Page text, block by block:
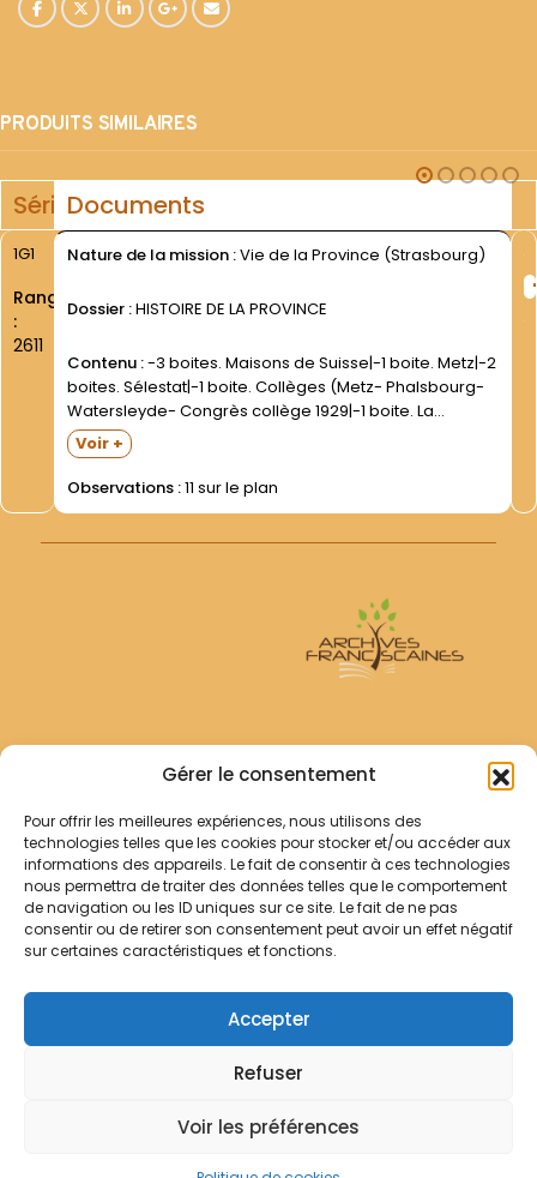
Gérer le consentement
Pour offrir les meilleures expériences, nous utilisons des
technologies telles que les cookies pour stocker et/ou accéder aux
informations des appareils. Le fait de consentir à ces technologies
nous permettra de traiter des données telles que le comportement
de navigation ou les ID uniques sur ce site. Le fait de ne pas
consentir ou de retirer son consentement peut avoir un effet négatif
sur certaines caractéristiques et fonctions.
Accepter
Refuser
Voir les préférences
PRODUITS SIMILAIRES
SérieDocuments
1G1
Rang
:
2611
Nature de la mission :Vie de la Province (Strasbourg)
Dossier :HISTOIRE DE LA PROVINCE
Contenu :-3 boites. Maisons de Suisse|-1 boite. Metz|-2
boites. Sélestat|-1 boite. Collèges (Metz- Phalsbourg-
Watersleyde- Congrès collège 1929|-1 boite. La
Tourette Eveux sur l Arbresle. Photos des années 40.
Ajaccio (1941-1945) |-1 boite. Longeville les S. Avold|-1
boite. Bourtzwiller|-1 boite. Mulhouse...
Voir +
Observations :11 sur le plan
Archives Franciscaines
RECHERCHER
Comment chercher ?
Les archives
Notre démarche
Contact